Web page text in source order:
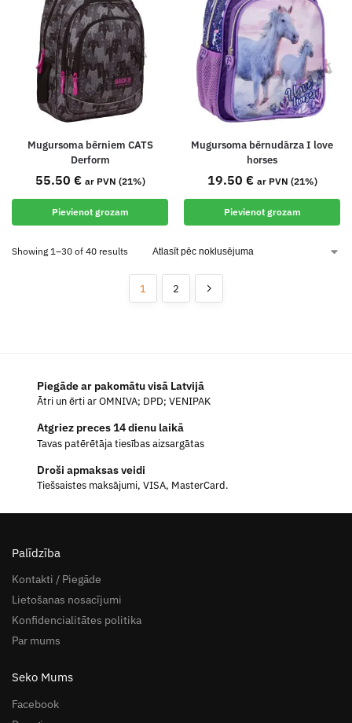
Mugursoma bērniem CATS
Derform
55.50 € ar PVN (21%)
Pievienot grozam
Mugursoma bērnudārza I love
horses
19.50 € ar PVN (21%)
Pievienot grozam
Showing 1–30 of 40 results
1 2
Piegāde ar pakomātu visā Latvijā
Ātri un ērti ar OMNIVA; DPD; VENIPAK
Atgriez preces 14 dienu laikā
Tavas patērētāja tiesības aizsargātas
Droši apmaksas veidi
Tiešsaistes maksājumi, VISA, MasterCard.
Palīdzība
Kontakti / Piegāde
Lietošanas nosacījumi
Konfidencialitātes politika
Par mums
Seko Mums
Facebook